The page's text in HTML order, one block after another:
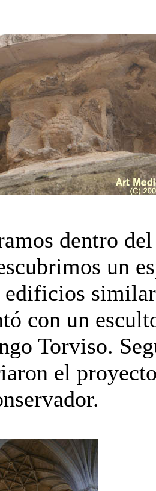
dentro
un
edificios
con un
Torviso.
el